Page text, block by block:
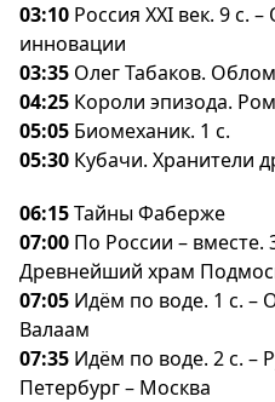
03:10 Россия XXI век. 9 с.
инновации
03:35 Олег Табаков.
04:25 Короли эпизода.
05:05 Биомеханик. 1 с.
05:30 Кубачи. Хранители
06:15Тайны Фаберже
07:00 По России – вместе.
Древнейший храм
07:05 Идём по воде. 1 с. –
алаам
07:35 Идём по воде. 2 с. –
Петербург – Москва